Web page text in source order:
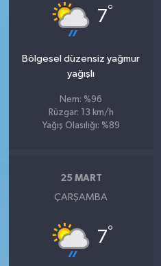
7°
Bölgesel düzensiz yağmur
yağışlı
Nem: %96
Rüzgar: 13 km/h
Yağış Olasılığı: %89
25 MART
ÇARŞAMBA
7°